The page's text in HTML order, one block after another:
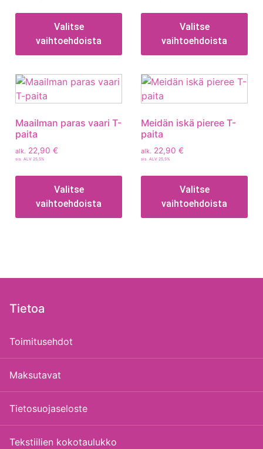
Valitse
vaihtoehdoista
Valitse
vaihtoehdoista
Maailman paras vaari T-
paita
alk. 22,90 €
sis. ALV 25,5%
Valitse
vaihtoehdoista
Meidän iskä pieree T-
paita
alk. 22,90 €
sis. ALV 25,5%
Valitse
vaihtoehdoista
Tietoa
Toimitusehdot
Maksutavat
Tietosuojaseloste
Tekstiilien kokotaulukko